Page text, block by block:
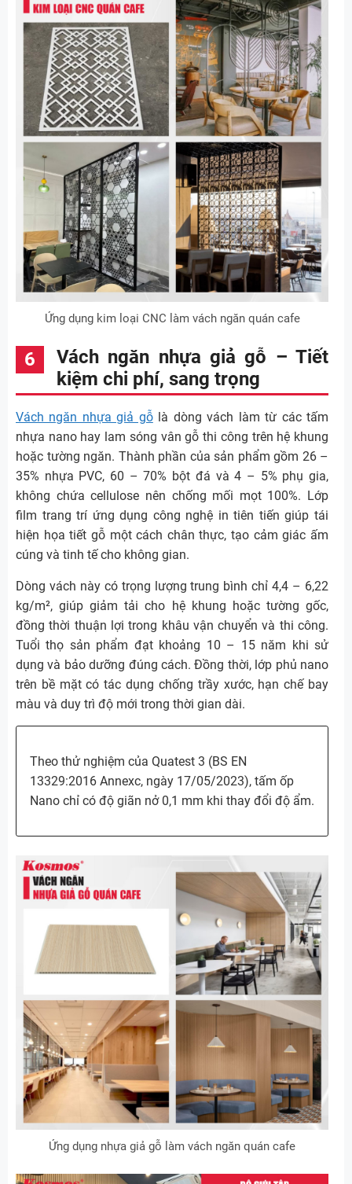
Ứng dụng kim loại CNC làm vách ngăn quán cafe
Vách ngăn nhựa giả gỗ – Tiết
kiệm chi phí, sang trọng
Vách ngăn nhựa giả gỗlà dòng vách làm từ các tấm
nhựa nano hay lam sóng vân gỗ thi công trên hệ khung
hoặc tường ngăn. Thành phần của sản phẩm gồm 26 –
35% nhựa PVC, 60 – 70% bột đá và 4 – 5% phụ gia,
không chứa cellulose nên chống mối mọt 100%. Lớp
film trang trí ứng dụng công nghệ in tiên tiến giúp tái
hiện họa tiết gỗ một cách chân thực, tạo cảm giác ấm
cúng và tinh tế cho không gian.
Dòng vách này có trọng lượng trung bình chỉ 4,4 – 6,22
kg/m², giúp giảm tải cho hệ khung hoặc tường gốc,
đồng thời thuận lợi trong khâu vận chuyển và thi công.
Tuổi thọ sản phẩm đạt khoảng 10 – 15 năm khi sử
dụng và bảo dưỡng đúng cách. Đồng thời, lớp phủ nano
trên bề mặt có tác dụng chống trầy xước, hạn chế bay
màu và duy trì độ mới trong thời gian dài.
Theo thử nghiệm của Quatest 3 (BS EN
13329:2016 Annexc, ngày 17/05/2023), tấm ốp
Nano chỉ có độ giãn nở 0,1 mm khi thay đổi độ ẩm.
Ứng dụng nhựa giả gỗ làm vách ngăn quán cafe